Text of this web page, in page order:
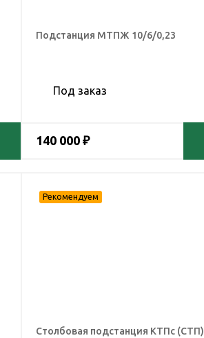
Подстанция МТПЖ 10/6/0,23
Под заказ
140 000 ₽
Столбовая подстанция КТПс (СТП)